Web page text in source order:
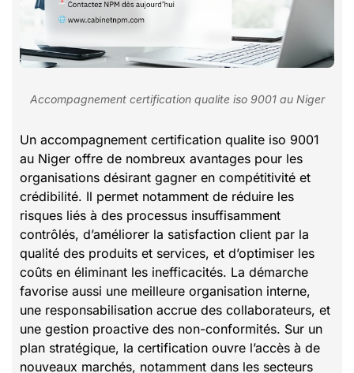
Accompagnement certification qualite iso 9001 au Niger
Un accompagnement certification qualite iso 9001
au Niger offre de nombreux avantages pour les
organisations désirant gagner en compétitivité et
crédibilité. Il permet notamment de réduire les
risques liés à des processus insuffisamment
contrôlés, d’améliorer la satisfaction client par la
qualité des produits et services, et d’optimiser les
coûts en éliminant les inefficacités. La démarche
favorise aussi une meilleure organisation interne,
une responsabilisation accrue des collaborateurs, et
une gestion proactive des non-conformités. Sur un
plan stratégique, la certification ouvre l’accès à de
nouveaux marchés, notamment dans les secteurs